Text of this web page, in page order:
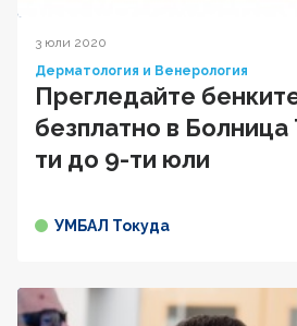
3 юли 2020
Дерматология и Венерология
Прегледайте
безплатно в Болница
ти до 9-ти юли
УМБАЛ Токуда